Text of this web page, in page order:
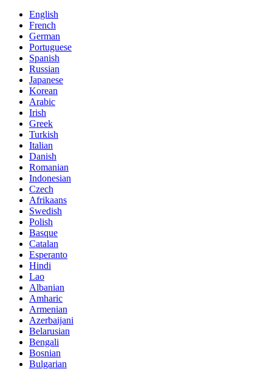
English
French
German
Portuguese
Spanish
Russian
Japanese
Korean
Arabic
Irish
Greek
Turkish
Italian
Danish
Romanian
Indonesian
Czech
Afrikaans
Swedish
Polish
Basque
Catalan
Esperanto
Hindi
Lao
Albanian
Amharic
Armenian
Azerbaijani
Belarusian
Bengali
Bosnian
Bulgarian